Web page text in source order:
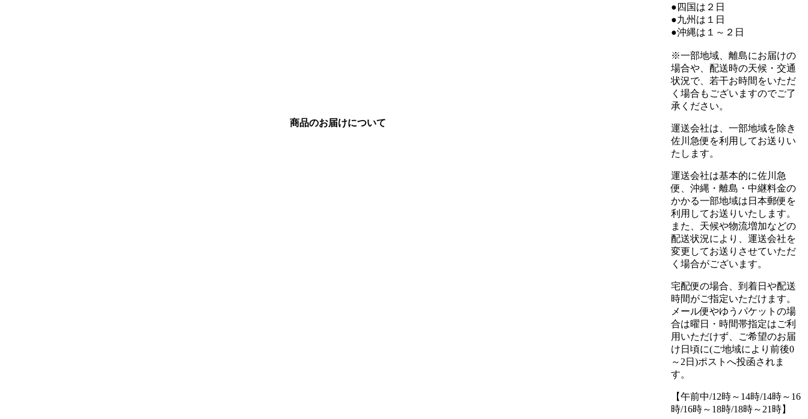
商品のお届けについて
●四国は２日
●九州は１日
●沖縄は１～２日
※一部地域、離島にお届けの
場合や、配送時の天候・交通
状況で、若干お時間をいただ
く場合もございますのでご了
承ください。
運送会社は、一部地域を除き
佐川急便を利用してお送りい
たします。
運送会社は基本的に佐川急
便、沖縄・離島・中継料金の
かかる一部地域は日本郵便を
利用してお送りいたします。
また、天候や物流増加などの
配送状況により、運送会社を
変更してお送りさせていただ
く場合がございます。
宅配便の場合、到着日や配送
時間がご指定いただけます。
メール便やゆうパケットの場
合は曜日・時間帯指定はご利
用いただけず、ご希望のお届
け日頃に(ご地域により前後0
～2日)ポストへ投函されま
す。
【午前中/12時～14時/14時～16
時/16時～18時/18時～21時】